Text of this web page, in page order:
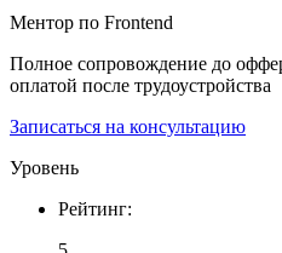
Ментор по Frontend
Полное сопровождение до
оплатой после трудоустройства
Записаться на консультацию
Уровень
Рейтинг: